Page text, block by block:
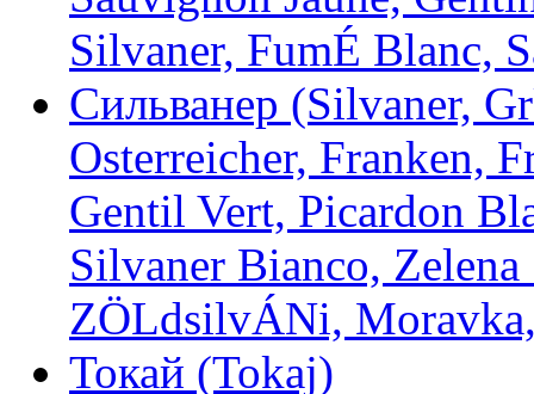
Silvaner, FumÉ Blanc,
Сильванер (Silvaner,
Osterreicher, Franken,
Gentil Vert, Picardon
Silvaner Bianco,
ZÖLdsilvÁNi,
Токай (Tokaj)